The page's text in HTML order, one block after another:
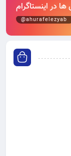
@ahurafelezyab